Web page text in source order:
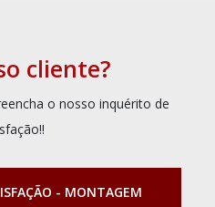
cliente?
o nosso inquérito de
- MONTAGEM